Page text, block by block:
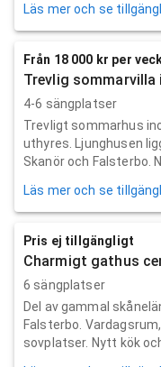
Läs mer och se
Från 18 000 kr per
Trevlig sommarvilla
4-6 sängplatser
Trevligt sommarhus
uthyres. Ljunghusen
Skanör och Falsterbo.
Läs mer och se
Pris ej tillgängligt
Charmigt gathus
6 sängplatser
Del av gammal
Falsterbo.
sovplatser. Nytt kök